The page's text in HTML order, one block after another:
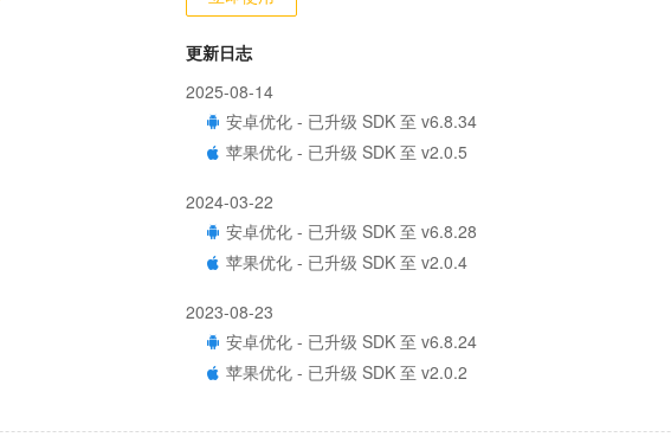
更新日志
2025-08-14
安卓优化 - 已升级 SDK 至 v6.8.34
苹果优化 - 已升级 SDK 至 v2.0.5
2024-03-22
安卓优化 - 已升级 SDK 至 v6.8.28
苹果优化 - 已升级 SDK 至 v2.0.4
2023-08-23
安卓优化 - 已升级 SDK 至 v6.8.24
苹果优化 - 已升级 SDK 至 v2.0.2